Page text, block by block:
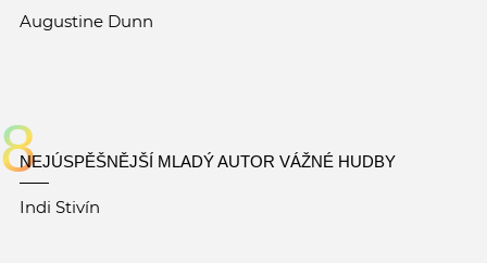
Augustine Dunn
8NEJÚSPĚŠNĚJŠÍ MLADÝ AUTOR VÁŽNÉ HUDBY
Indi Stivín